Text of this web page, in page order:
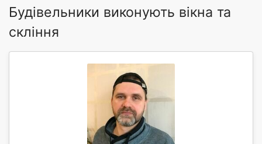
Будівельники виконують вікна та
скління